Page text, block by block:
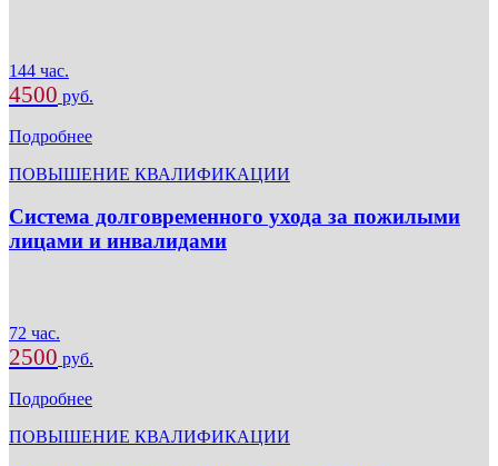
144 час.
4500 руб.
Подробнее
ПОВЫШЕНИЕ КВАЛИФИКАЦИИ
Система долговременного ухода за пожилыми
лицами и инвалидами
72 час.
2500 руб.
Подробнее
ПОВЫШЕНИЕ КВАЛИФИКАЦИИ